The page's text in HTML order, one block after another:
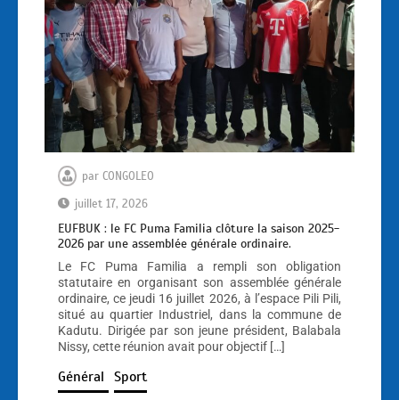
par CONGOLEO
juillet 17, 2026
EUFBUK : le FC Puma Familia clôture la saison 2025-
2026 par une assemblée générale ordinaire.
Le FC Puma Familia a rempli son obligation
statutaire en organisant son assemblée générale
ordinaire, ce jeudi 16 juillet 2026, à l’espace Pili Pili,
situé au quartier Industriel, dans la commune de
Kadutu. Dirigée par son jeune président, Balabala
Nissy, cette réunion avait pour objectif […]
Général Sport